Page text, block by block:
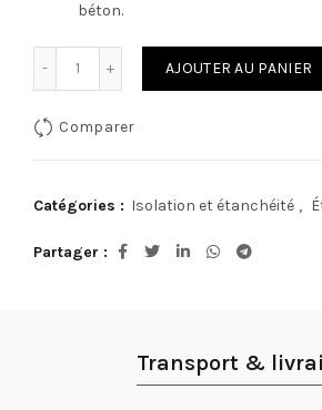
béton.
AJOUTER AU PANIER
Comparer
Catégories : Isolation et étanchéité ,
Partager
Transport &